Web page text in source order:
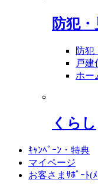
防犯・
防犯
戸建
ホー
くらし
ｷｬﾝﾍﾟｰﾝ・特典
マイページ
お客さまｻﾎﾟｰﾄ(